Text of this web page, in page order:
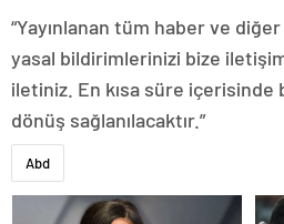
“Yayınlanan tüm haber ve
yasal bildirimlerinizi bize
iletiniz. En kısa süre
dönüş sağlanılacaktır.”
Abd